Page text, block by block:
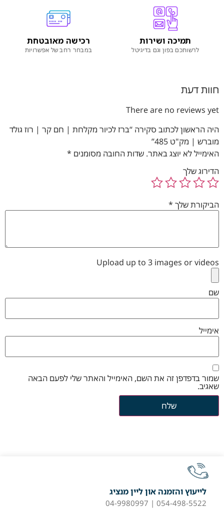
תמיכה ושירות
לרשותכם בפון וגם בדיגיטל
רכישה מאובטחת
במבחר רחב של אפשרויות
חוות דעת
There are no reviews yet
היה הראשון לכתוב סקירה “ברז לכיור מקלחת | חם קר | רוז גולד
מוברש | מק"ט 485”
האימייל לא יוצג באתר. שדות החובה מסומנים *
הדירוג שלך
הביקורת שלך *
Upload up to 3 images or videos
שם
אימייל
שמור בדפדפן זה את השם, האימייל והאתר שלי לפעם הבאה
שאגיב.
לייעוץ והזמנה און ליין מנציג
054-498-5522 | 04-9980997